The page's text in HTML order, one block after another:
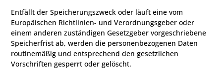
Entfällt der Speicherungszweck oder läuft eine vom
Europäischen Richtlinien- und Verordnungsgeber oder
einem anderen zuständigen Gesetzgeber vorgeschriebene
Speicherfrist ab, werden die personenbezogenen Daten
routinemäßig und entsprechend den gesetzlichen
Vorschriften gesperrt oder gelöscht.